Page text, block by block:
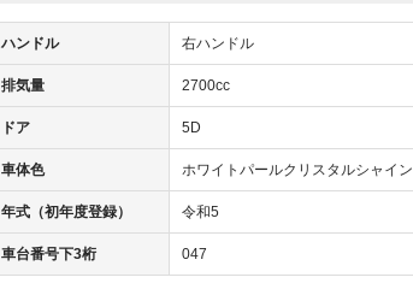
ハンドル 右ハンドル
排気量 2700cc
ドア 5D
車体色 ホワイトパールクリスタルシャイン
年式（初年度登録） 令和5
車台番号下3桁 047